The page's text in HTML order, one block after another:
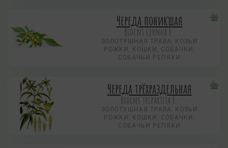
Череда поникшая
Bidens cernua L.
ЗОЛОТУШНАЯ ТРАВА, КОЗЬИ
РОЖКИ, КОШКИ, СОБАЧКИ,
СОБАЧЬИ РЕПЯХИ
Череда трёхраздельная
Bidens tripartita L.
ЗОЛОТУШНАЯ ТРАВА, КОЗЬИ
РОЖКИ, КОШКИ, СОБАЧКИ,
СОБАЧЬИ РЕПЯХИ